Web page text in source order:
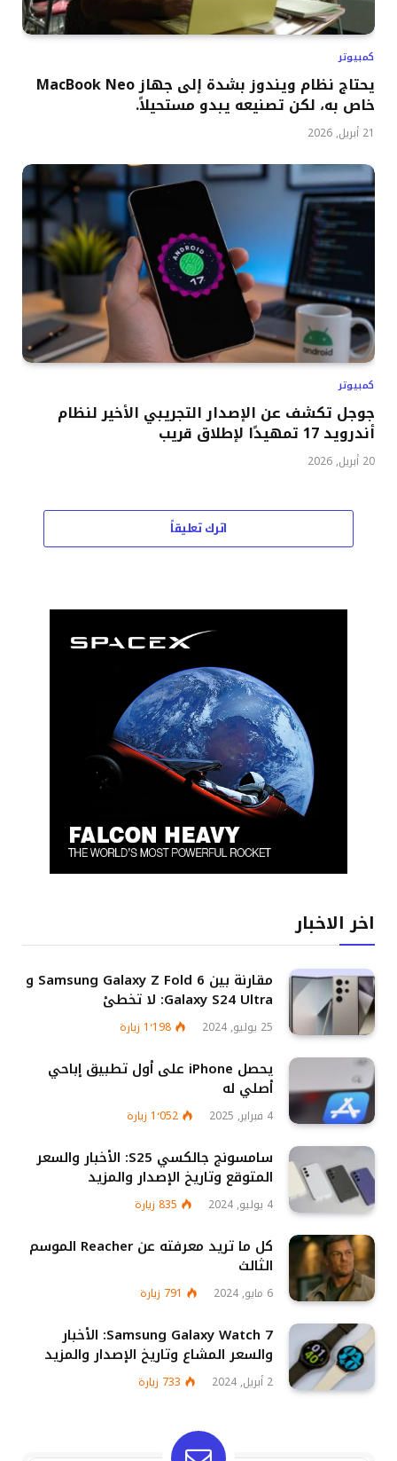
كمبيوتر
يحتاج نظام ويندوز بشدة إلى جهاز MacBook Neo
خاص به، لكن تصنيعه يبدو مستحيلاً.
21 أبريل, 2026
كمبيوتر
جوجل تكشف عن الإصدار التجريبي الأخير لنظام
أندرويد 17 تمهيدًا لإطلاق قريب
20 أبريل, 2026
اترك تعليقاً
اخر الاخبار
مقارنة بين Samsung Galaxy Z Fold 6 و
Galaxy S24 Ultra: لا تخطئ
25 يوليو, 2024 1٬198 زيارة
يحصل iPhone على أول تطبيق إباحي
أصلي له
4 فبراير, 2025 1٬052 زيارة
سامسونج جالكسي S25: الأخبار والسعر
المتوقع وتاريخ الإصدار والمزيد
4 يوليو, 2024 835 زيارة
كل ما تريد معرفته عن Reacher الموسم
الثالث
6 مايو, 2024 791 زيارة
Samsung Galaxy Watch 7: الأخبار
والسعر المشاع وتاريخ الإصدار والمزيد
2 أبريل, 2024 733 زيارة